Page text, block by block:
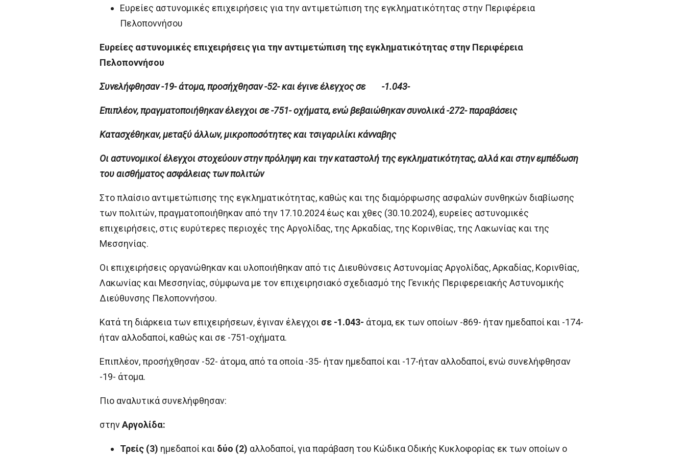
Ευρείες αστυνομικές επιχειρήσεις για την αντιμετώπιση της εγκληματικότητας στην Περιφέρεια
Πελοποννήσου
Ευρείες αστυνομικές επιχειρήσεις για την αντιμετώπιση της εγκληματικότητας στην Περιφέρεια
Πελοποννήσου
Συνελήφθησαν -19- άτομα, προσήχθησαν -52- και έγινε έλεγχος σε -1.043-
Επιπλέον, πραγματοποιήθηκαν έλεγχοι σε -751- οχήματα, ενώ βεβαιώθηκαν συνολικά -272- παραβάσεις
Κατασχέθηκαν, μεταξύ άλλων, μικροποσότητες και τσιγαριλίκι κάνναβης
Οι αστυνομικοί έλεγχοι στοχεύουν στηνπρόληψη και την καταστολή της εγκληματικότητας, αλλά και στην εμπέδωση
του αισθήματος ασφάλειας των πολιτών
Στο πλαίσιο αντιμετώπισης της εγκληματικότητας, καθώς και της διαμόρφωσης ασφαλών συνθηκών διαβίωσης
των πολιτών, πραγματοποιήθηκαν από την 17.10.2024 έως και χθες (30.10.2024), ευρείες αστυνομικές
επιχειρήσεις, στις ευρύτερες περιοχές της Αργολίδας, της Αρκαδίας, της Κορινθίας, της Λακωνίας και της
Μεσσηνίας.
Οι επιχειρήσεις οργανώθηκαν και υλοποιήθηκαν από τις Διευθύνσεις Αστυνομίας Αργολίδας, Αρκαδίας, Κορινθίας,
Λακωνίας και Μεσσηνίας, σύμφωνα με τον επιχειρησιακό σχεδιασμό της Γενικής Περιφερειακής Αστυνομικής
Διεύθυνσης Πελοποννήσου.
Κατά τη διάρκεια των επιχειρήσεων, έγιναν έλεγχοι σε -1.043- άτομα, εκ των οποίων -869- ήταν ημεδαποί και -174-
ήταν αλλοδαποί, καθώς και σε -751-οχήματα.
Επιπλέον, προσήχθησαν -52- άτομα, από τα οποία -35- ήταν ημεδαποί και -17-ήταν αλλοδαποί, ενώ συνελήφθησαν
-19- άτομα.
Πιο αναλυτικά συνελήφθησαν:
στηνΑργολίδα:
Τρείς (3) ημεδαποί και δύο (2) αλλοδαποί, για παράβαση του Κώδικα Οδικής Κυκλοφορίας εκ των οποίων ο